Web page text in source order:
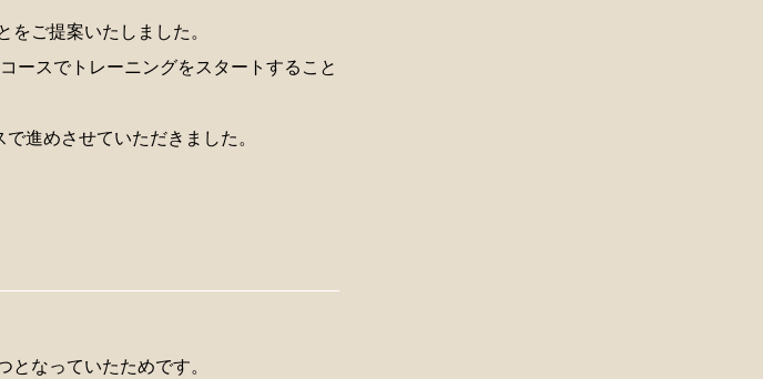
ご提案いたしました。
ースでトレーニングをスタートすること
進めさせていただきました。
なっていたためです。